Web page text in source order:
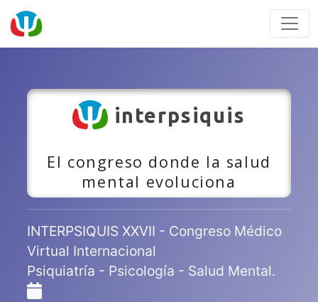
interpsiquis
El congreso donde la salud
mental evoluciona
INTERPSIQUIS XXVII - Congreso Médico
Virtual Internacional
Psiquiatría - Psicología - Salud Mental.